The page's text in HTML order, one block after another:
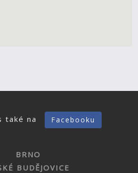
také na Facebooku
BRNO
BUDĚJOVICE